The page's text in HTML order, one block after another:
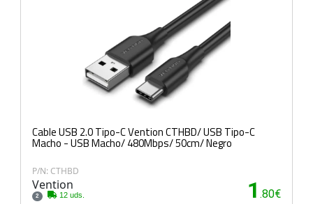
Cable USB 2.0 Tipo-C Vention CTHBD/ USB Tipo-C
Macho - USB Macho/ 480Mbps/ 50cm/ Negro
P/N: CTHBD
Vention
2 12 uds. 1 .80€